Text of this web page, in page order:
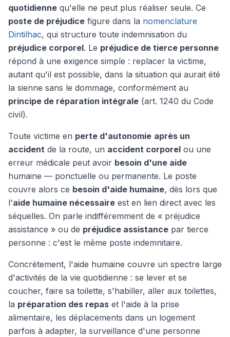
quotidienne qu'elle ne peut plus réaliser seule. Ce
poste de préjudice figure dans la nomenclature
Dintilhac, qui structure toute indemnisation du
préjudice corporel. Le préjudice de tierce personne
répond à une exigence simple : replacer la victime,
autant qu'il est possible, dans la situation qui aurait été
la sienne sans le dommage, conformément au
principe de réparation intégrale (art. 1240 du Code
civil).
Toute victime en perte d'autonomie après un
accident de la route, un accident corporel ou une
erreur médicale peut avoir besoin d'une aide
humaine — ponctuelle ou permanente. Le poste
couvre alors ce besoin d'aide humaine, dès lors que
l'aide humaine nécessaire est en lien direct avec les
séquelles. On parle indifféremment de « préjudice
assistance » ou de préjudice assistance par tierce
personne : c'est le même poste indemnitaire.
Concrètement, l'aide humaine couvre un spectre large
d'activités de la vie quotidienne : se lever et se
coucher, faire sa toilette, s'habiller, aller aux toilettes,
la préparation des repas et l'aide à la prise
alimentaire, les déplacements dans un logement
parfois à adapter, la surveillance d'une personne